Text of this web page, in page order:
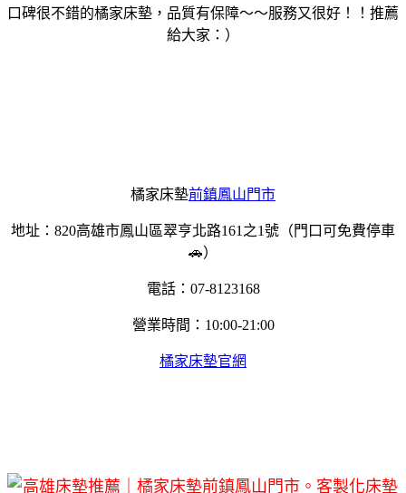
口碑很不錯的橘家床墊，品質有保障～～服務又很好！！推薦
給大家：）
橘家床墊前鎮鳳山門市
地址：820高雄市鳳山區翠亨北路161之1號（門口可免費停車
🚗）
電話：07-8123168
營業時間：10:00-21:00
橘家床墊官網